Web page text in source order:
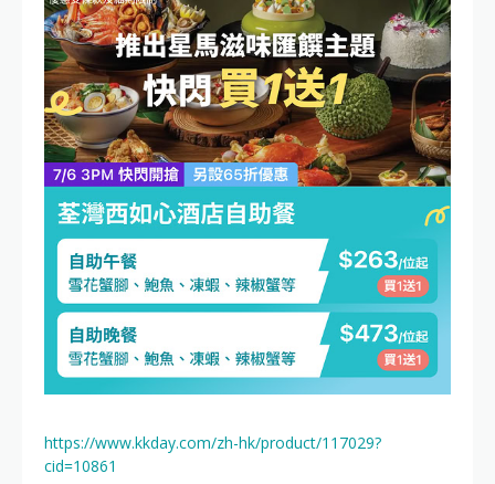
https://www.kkday.com/zh-hk/product/117029?
cid=10861